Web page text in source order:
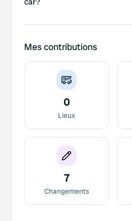
Mes contributions
0
Lieux
7
Changements